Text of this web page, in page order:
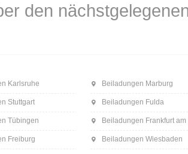
den
Karlsruhe
Stuttgart
Tübingen
Freiburg
Beiladungen Marburg
Beiladungen Fulda
Beiladungen Frankfurt am
Beiladungen Wiesbaden